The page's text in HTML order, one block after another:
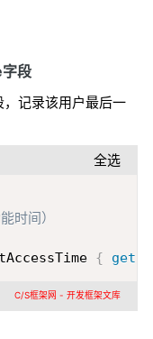
段
记录该用户最后一
全选
时间）
{ get
C/S框架网 - 开发框架文库